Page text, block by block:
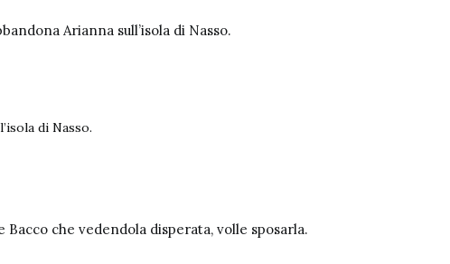
Arianna sull’isola di Nasso.
di Nasso.
che vedendola disperata, volle sposarla.